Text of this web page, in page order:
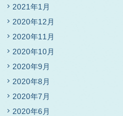
2021年1月
2020年12月
2020年11月
2020年10月
2020年9月
2020年8月
2020年7月
2020年6月